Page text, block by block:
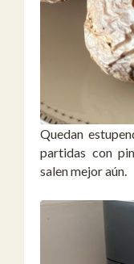
Quedan
partidas con
salen mejor aún.